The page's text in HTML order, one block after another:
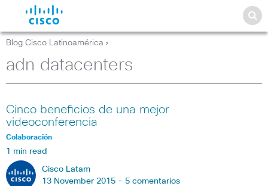
Blog Cisco Latinoamérica >
adn datacenters
Cinco beneficios de una mejor
videoconferencia
Colaboración
1 min read
Cisco Latam
13 November 2015 - 5 comentarios